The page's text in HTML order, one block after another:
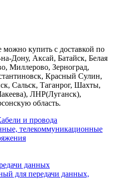
купить с доставкой по
Дону, Аксай, Батайск, Белая
Миллерово, Зерноград,
Красный Сулин,
Сальск, Таганрог, Шахты,
ЛНР(Луганск),
область.
и провода
телекоммуникационные
данных
для передачи данных,